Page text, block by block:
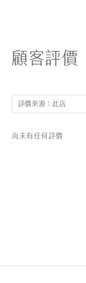
顧客評價
尚未有任何評價